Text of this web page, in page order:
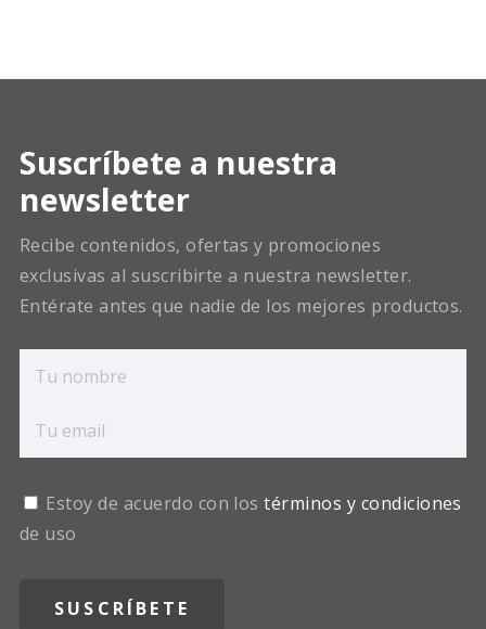
Suscríbete a nuestra
newsletter
Recibe contenidos, ofertas y promociones
exclusivas al suscribirte a nuestra newsletter.
Entérate antes que nadie de los mejores productos.
Estoy de acuerdo con lostérminos y condiciones
de uso